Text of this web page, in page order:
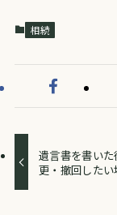
相続
遺言書を書い
更・撤回した